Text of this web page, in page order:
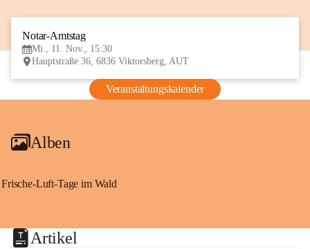
Notar-Amtstag
Mi., 11. Nov., 15:30
Hauptstraße 36, 6836 Viktorsberg, AUT
Veranstaltungskalender
Alben
Frische-Luft-Tage im Wald
Artikel